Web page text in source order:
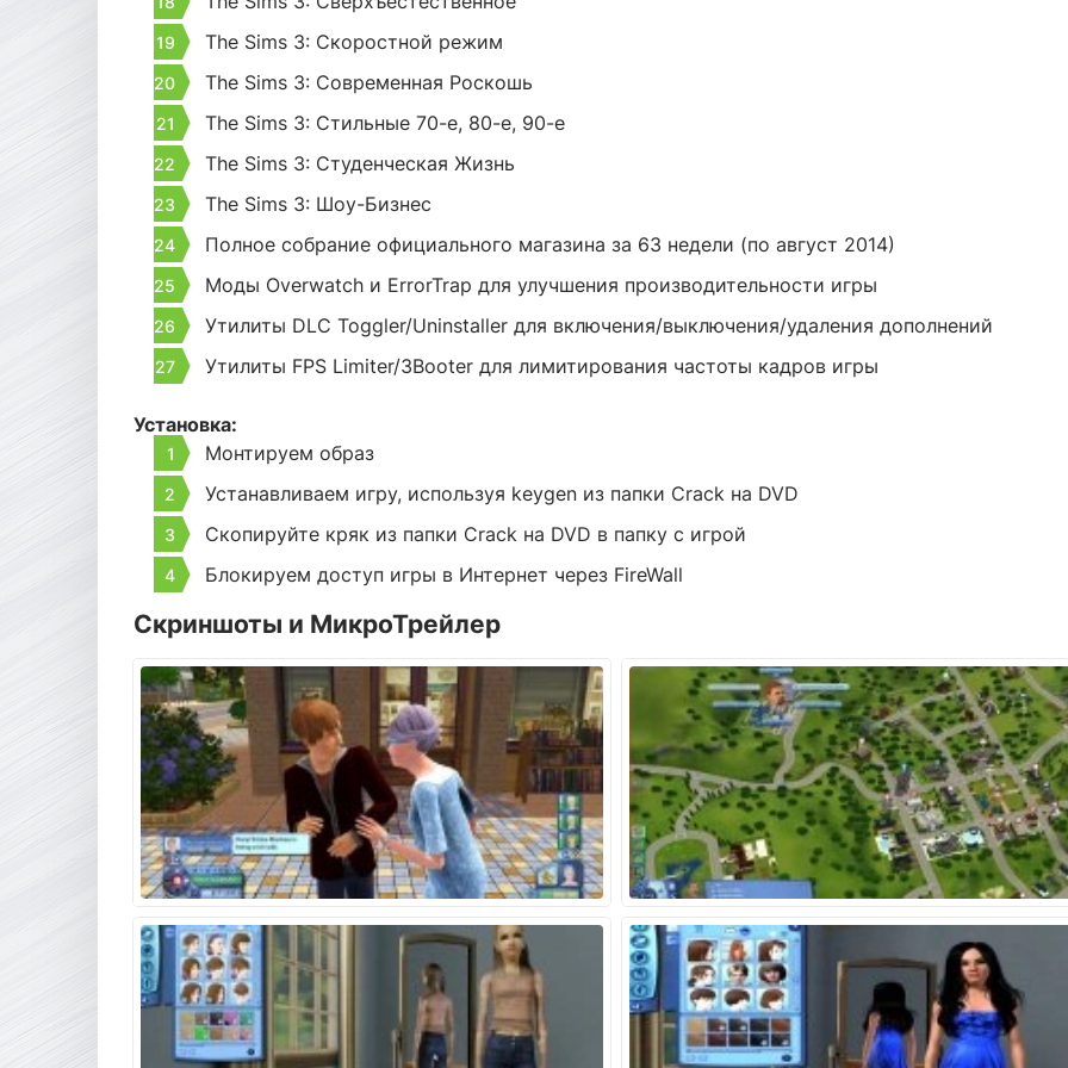
The Sims 3: Скоростной режим
The Sims 3: Современная Роскошь
The Sims 3: Стильные 70-е, 80-е, 90-е
The Sims 3: Студенческая Жизнь
The Sims 3: Шоу-Бизнес
Полное собрание официального магазина за 63 недели (по август 2014)
Моды Overwatch и ErrorTrap для улучшения производительности игры
Утилиты DLC Toggler/Uninstaller для включения/выключения/удаления дополнений
Утилиты FPS Limiter/3Booter для лимитирования частоты кадров игры
Установка:
Монтируем образ
Устанавливаем игру, используя keygen из папки Crack на DVD
Скопируйте кряк из папки Crack на DVD в папку с игрой
Блокируем доступ игры в Интернет через FireWall
Скриншоты и МикроТрейлер